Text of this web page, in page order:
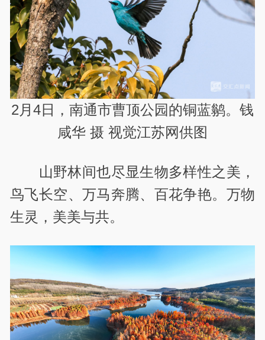
2月4日，南通市曹顶公园的铜蓝鹟。钱
咸华 摄 视觉江苏网供图
山野林间也尽显生物多样性之美，
鸟飞长空、万马奔腾、百花争艳。万物
生灵，美美与共。